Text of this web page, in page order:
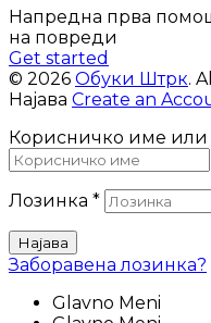
Напредна прва
на повреди
Get started
© 2026 Обуки Штрк.
Најава Create an
Корисничко име или
Лозинка *
Најава
Заборавена лозинка?
Glavno Meni